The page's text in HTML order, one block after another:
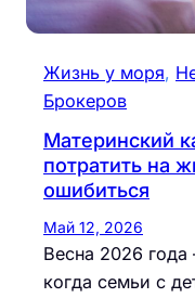
Жизнь у моря,
Брокеров
Материнский
потратить на
ошибиться
Май 12, 2026
Весна 2026
когда семьи с